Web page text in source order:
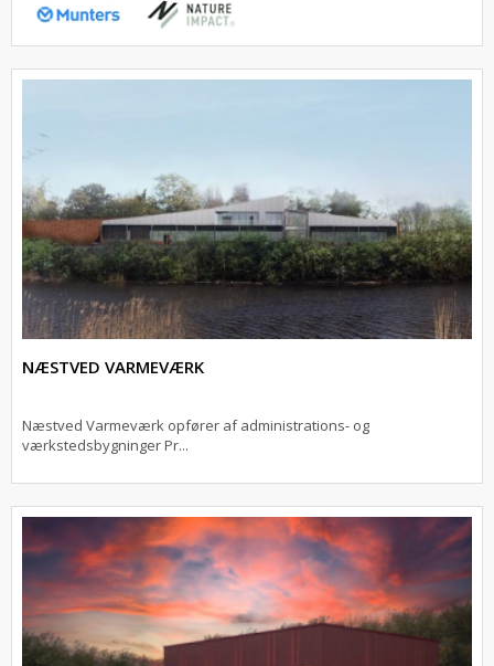
NÆSTVED VARMEVÆRK
Næstved Varmeværk opfører af administrations- og
værkstedsbygninger Pr...